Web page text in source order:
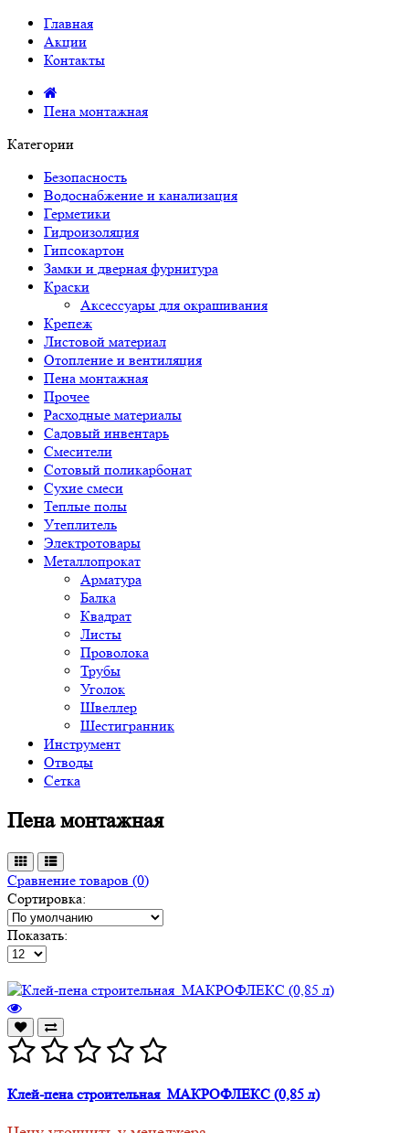
Главная
Акции
Контакты
Пена монтажная
Категории
Безопасность
Водоснабжение и канализация
Герметики
Гидроизоляция
Гипсокартон
Замки и дверная фурнитура
Краски
Аксессуары для окрашивания
Крепеж
Листовой материал
Отопление и вентиляция
Пена монтажная
Прочее
Расходные материалы
Садовый инвентарь
Смесители
Сотовый поликарбонат
Сухие смеси
Теплые полы
Утеплитель
Электротовары
Металлопрокат
Арматура
Балка
Квадрат
Листы
Проволока
Трубы
Уголок
Швеллер
Шестигранник
Инструмент
Отводы
Сетка
Пена монтажная
Сравнение товаров (0)
Сортировка:
Показать:
Клей-пена строительная МАКРОФЛЕКС (0,85 л)